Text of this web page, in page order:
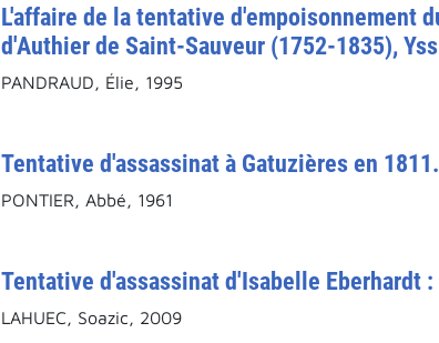
L'affaire de la tentative d'empoisonnement
d'Authier de Saint-Sauveur (1752-1835),
PANDRAUD, Élie, 1995
Tentative d'assassinat à Gatuzières en
PONTIER, Abbé, 1961
Tentative d'assassinat d'Isabelle Eberhardt
LAHUEC, Soazic, 2009